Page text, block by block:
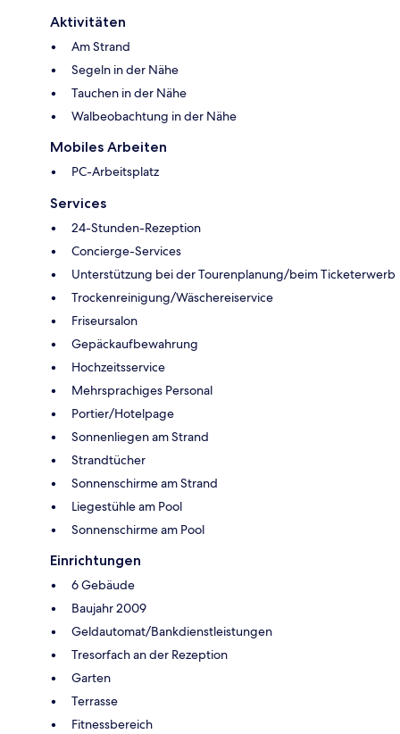
Aktivitäten
Am Strand
Segeln in der Nähe
Tauchen in der Nähe
Walbeobachtung in der Nähe
Mobiles Arbeiten
PC-Arbeitsplatz
Services
24-Stunden-Rezeption
Concierge-Services
Unterstützung bei der Tourenplanung/beim Ticketerwerb
Trockenreinigung/Wäschereiservice
Friseursalon
Gepäckaufbewahrung
Hochzeitsservice
Mehrsprachiges Personal
Portier/Hotelpage
Sonnenliegen am Strand
Strandtücher
Sonnenschirme am Strand
Liegestühle am Pool
Sonnenschirme am Pool
Einrichtungen
6 Gebäude
Baujahr 2009
Geldautomat/Bankdienstleistungen
Tresorfach an der Rezeption
Garten
Terrasse
Fitnessbereich